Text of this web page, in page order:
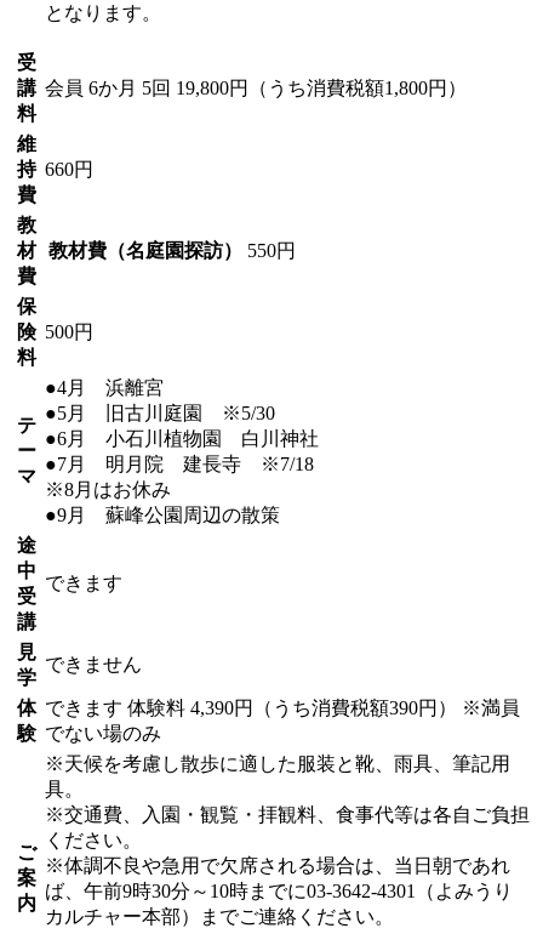
となります。
受
講
料
会員 6か月 5回 19,800円（うち消費税額1,800円）
維
持
費
660円
教
材
費
教材費（名庭園探訪） 550円
保
険
料
500円
テ
ー
マ
●4月 浜離宮
●5月 旧古川庭園 ※5/30
●6月 小石川植物園 白川神社
●7月 明月院 建長寺 ※7/18
※8月はお休み
●9月 蘇峰公園周辺の散策
途
中
受
講
できます
見
学
できません
体
験
できます 体験料 4,390円（うち消費税額390円）
※満員
でない場のみ
ご
案
内
※天候を考慮し散歩に適した服装と靴、雨具、筆記用
具。
※交通費、入園・観覧・拝観料、食事代等は各自ご負担
ください。
※体調不良や急用で欠席される場合は、当日朝であれ
ば、午前9時30分～10時までに03-3642-4301（よみうり
カルチャー本部）までご連絡ください。